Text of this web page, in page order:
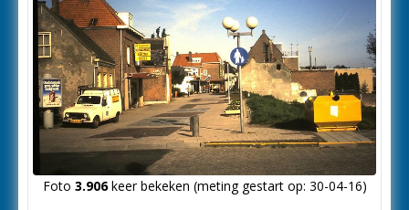
Foto 3.906keer bekeken (meting gestart op: 30-04-16)